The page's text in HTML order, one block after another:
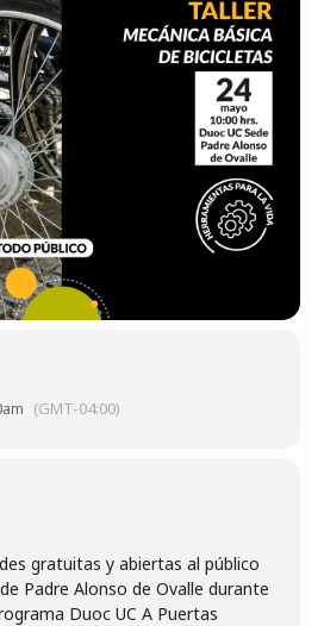
(GMT-04:00)
gratuitas y abiertas al público
Padre Alonso de Ovalle durante
Duoc UC A Puertas